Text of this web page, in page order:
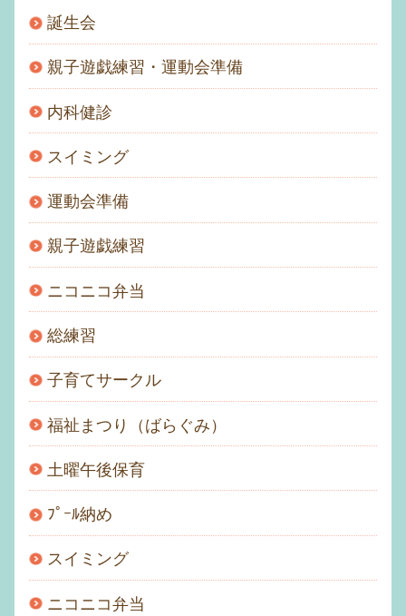
誕生会
親子遊戯練習・運動会準備
内科健診
スイミング
運動会準備
親子遊戯練習
ニコニコ弁当
総練習
子育てサークル
福祉まつり（ばらぐみ）
土曜午後保育
ﾌﾟｰﾙ納め
スイミング
ニコニコ弁当